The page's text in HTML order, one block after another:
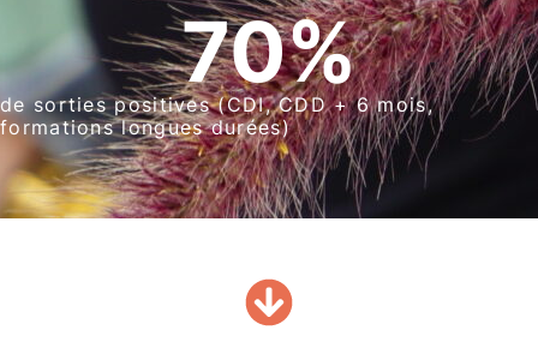
de sorties positives (CDI, CDD + 6 mois,
formations longues durées)
70%